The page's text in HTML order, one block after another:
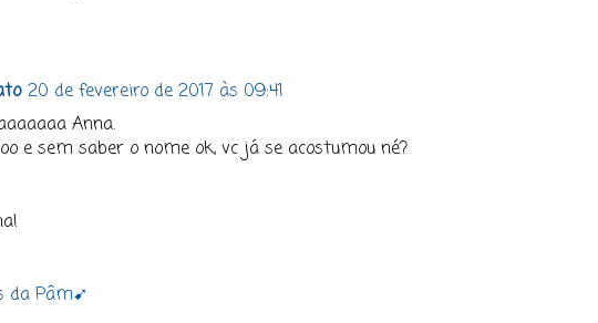
20 de fevereiro de 2017 às 09:41
Anna.
e sem saber o nome ok, vc já se acostumou né?
da Pâm➹